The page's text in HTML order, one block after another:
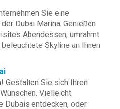
Sie eine
Dubai Marina. Genießen
Abendessen, umrahmt
Skyline an Ihnen
Gestalten Sie sich Ihren
Vielleicht
Dubais entdecken, oder